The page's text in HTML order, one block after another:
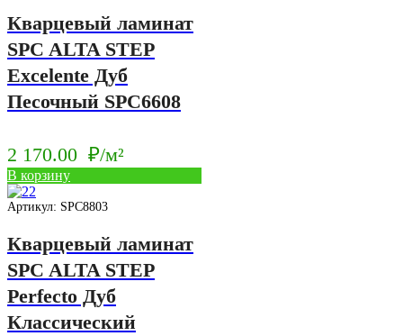
Кварцевый ламинат
SPC ALTA STEP
Excelente Дуб
Песочный SPC6608
2 170.00 ₽/м²
В корзину
Артикул: SPC8803
Кварцевый ламинат
SPC ALTA STEP
Perfecto Дуб
Классический